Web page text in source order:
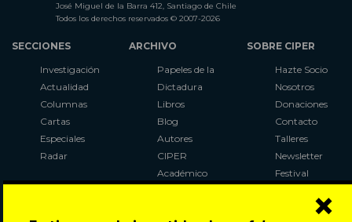
×
José Miguel de la Barra 412, Santiago de Chile
Todos los derechos reservados © 2007-2026
SECCIONES
Investigación
Actualidad
Columnas
Cartas
Especiales
Radar
ARCHIVO
Papeles de la
Dictadura
Libros
Blog
Autores
CIPER
Académico
SOBRE CIPER
Hazte Socio
Nosotros
Donaciones
Contacto
Talleres
Newsletter
Festival